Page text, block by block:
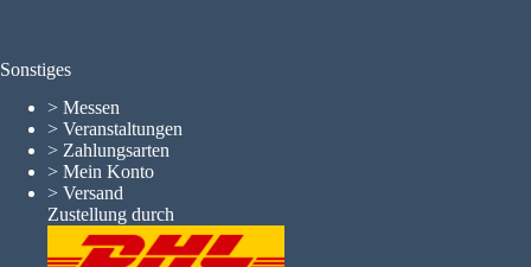
Sonstiges
> Messen
> Veranstaltungen
> Zahlungsarten
> Mein Konto
> Versand
Zustellung durch